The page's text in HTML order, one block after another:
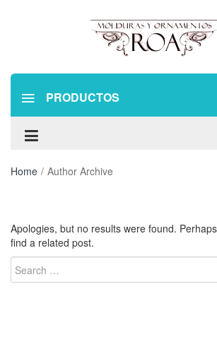
PRODUCTOS
Home / Author Archive
Apologies, but no results were found.
find a related post.